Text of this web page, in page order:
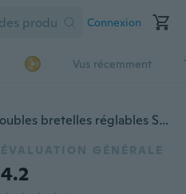
Connexion
Vus récemment
Protection thermique des doubles bretelles réglables Sports Hommes et femmes Une bandoulière Basketball Badminton
ÉVALUATION GÉNÉRALE
4.2